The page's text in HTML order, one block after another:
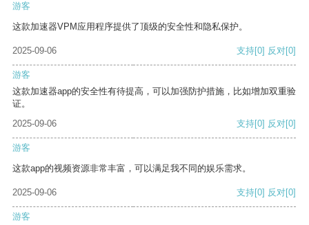
游客
这款加速器VPM应用程序提供了顶级的安全性和隐私保护。
2025-09-06 支持[0] 反对[0]
游客
这款加速器app的安全性有待提高，可以加强防护措施，比如增加双重验
证。
2025-09-06
支持[0] 反对[0]
游客
这款app的视频资源非常丰富，可以满足我不同的娱乐需求。
2025-09-06 支持[0] 反对[0]
游客